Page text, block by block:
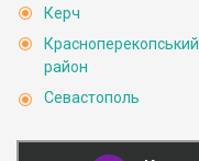
Керч
Красноперекопський
район
Севастополь